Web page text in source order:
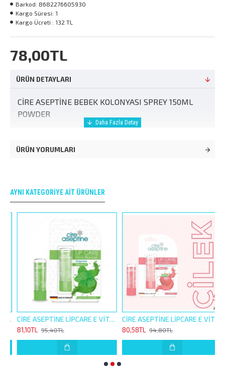
78,00TL
Barkod: 8682276605930
Kargo Süresi: 1
Kargo Ücreti : 132 TL
ÜRÜN DETAYLARI
CİRE ASEPTİNE BEBEK KOLONYASI SPREY 150ML
POWDER
ÜRÜN YORUMLARI
AYNI KATEGORIYE AIT ÜRÜNLER
CİRE ASEPTİNE LİPCARE E VİTAMİNLİ 4,5G NANE DOLGUNLUK HİSSİ VEREN NEMLENDİRİCİ
81,10TL 95,40TL
CİRE ASEPTİNE LİPCARE E VİTAMİNLİ 4,5G ÇİLEK RENKLİ NEMLENDİRİCİ
80,58TL 94,80TL